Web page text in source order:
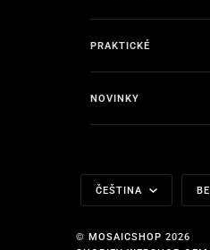
PRAKTICKÉ
NOVINKY
Jazyk
ČEŠTINA
© MOSAICSHOP 2026